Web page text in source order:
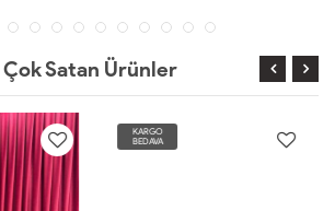
Çok Satan Ürünler
KARGO
BEDAVA